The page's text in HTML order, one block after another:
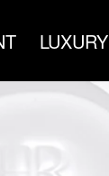
LUXURY